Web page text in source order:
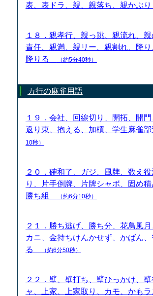
表、表ドラ、親、親落ち、親かぶ
１８．親孝行、親っ跳、親流れ、
責任、親満、親リー、親割れ、降り
降りる
（約5分40秒）
カ行の麻雀用語
１９．会社、回線切り、開拓、開門
返り東、抱える、加槓、学生麻雀
10秒）
２０．確和了、ガジ、風牌、数え
り、片手倒牌、片牌シャボ、固め積
勝ち組
（約6分10秒）
２１．勝ち逃げ、勝ち分、花鳥風月
カニ、金持ちけんかせず、かばん
る
（約6分50秒）
２２．壁、壁打ち、壁ひっかけ、
ャ、上家、上家取り、カモ、かもラ